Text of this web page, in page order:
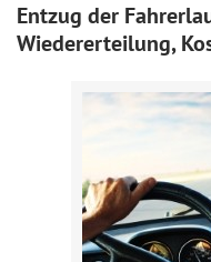
Entzug der
Wiedererteilung,